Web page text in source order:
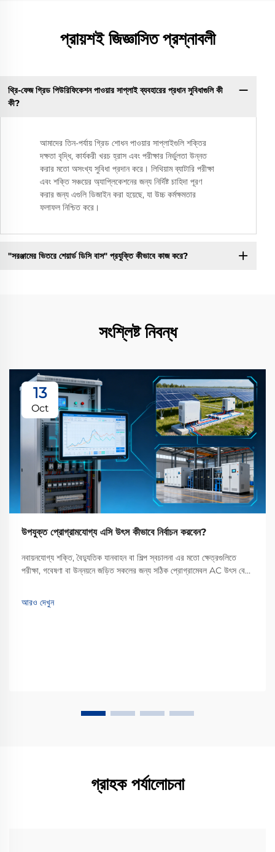
প্রায়শই জিজ্ঞাসিত প্রশ্নাবলী
থ্রি-ফেজ গ্রিড পিউরিফিকেশন পাওয়ার সাপ্লাই ব্যবহারের প্রধান সুবিধাগুলি কী
কী?
আমাদের তিন-পর্যায় গ্রিড শোধন পাওয়ার সাপ্লাইগুলি শক্তির
দক্ষতা বৃদ্ধি, কার্যকরী খরচ হ্রাস এবং পরীক্ষার নির্ভুলতা উন্নত
করার মতো অসংখ্য সুবিধা প্রদান করে। লিথিয়াম ব্যাটারি পরীক্ষা
এবং শক্তি সঞ্চয়ের অ্যাপ্লিকেশনের জন্য নির্দিষ্ট চাহিদা পূরণ
করার জন্য এগুলি ডিজাইন করা হয়েছে, যা উচ্চ কর্মক্ষমতার
ফলাফল নিশ্চিত করে।
"সরঞ্জামের ভিতরে শেয়ার্ড ডিসি বাস" প্রযুক্তি কীভাবে কাজ করে?
সংশ্লিষ্ট নিবন্ধ
13
Oct
উপযুক্ত প্রোগ্রামযোগ্য এসি উৎস কীভাবে নির্বাচন করবেন?
নবায়নযোগ্য শক্তি, বৈদ্যুতিক যানবাহন বা শিল্প স্বচালনা এর মতো ক্ষেত্রগুলিতে
পরীক্ষা, গবেষণা বা উন্নয়নে জড়িত সকলের জন্য সঠিক প্রোগ্রামেবল AC উৎস বেছে
আরও দেখুন
গ্রাহক পর্যালোচনা